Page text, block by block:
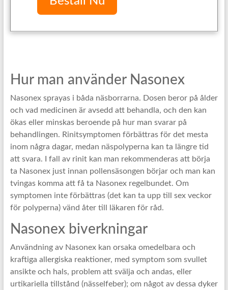
Hur man använder Nasonex
Nasonex sprayas i båda näsborrarna. Dosen beror på ålder
och vad medicinen är avsedd att behandla, och den kan
ökas eller minskas beroende på hur man svarar på
behandlingen. Rinitsymptomen förbättras för det mesta
inom några dagar, medan näspolyperna kan ta längre tid
att svara. I fall av rinit kan man rekommenderas att börja
ta Nasonex just innan pollensäsongen börjar och man kan
tvingas komma att få ta Nasonex regelbundet. Om
symptomen inte förbättras (det kan ta upp till sex veckor
för polyperna) vänd åter till läkaren för råd.
Nasonex biverkningar
Användning av Nasonex kan orsaka omedelbara och
kraftiga allergiska reaktioner, med symptom som svullet
ansikte och hals, problem att svälja och andas, eller
urtikariella tillstånd (nässelfeber); om något av dessa dyker